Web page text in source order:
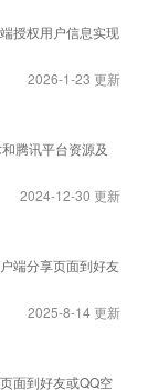
授权用户信息实现
2026-1-23 更新
腾讯平台资源及
2024-12-30 更新
端分享页面到好友
2025-8-14 更新
面到好友或QQ空